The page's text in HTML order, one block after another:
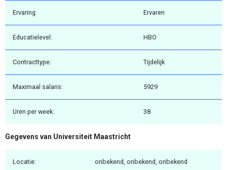
Ervaring: Ervaren
Educatielevel: HBO
Contracttype: Tijdelijk
Maximaal salaris: 5929
Uren per week: 38
Gegevens van Universiteit Maastricht
Locatie: onbekend, onbekend, onbekend